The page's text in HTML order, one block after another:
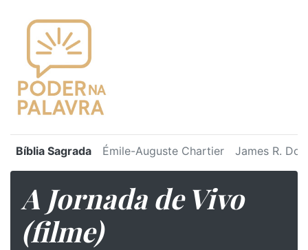
Bíblia Sagrada Émile-Auguste Chartier James R.
A Jornada de Vivo
(filme)